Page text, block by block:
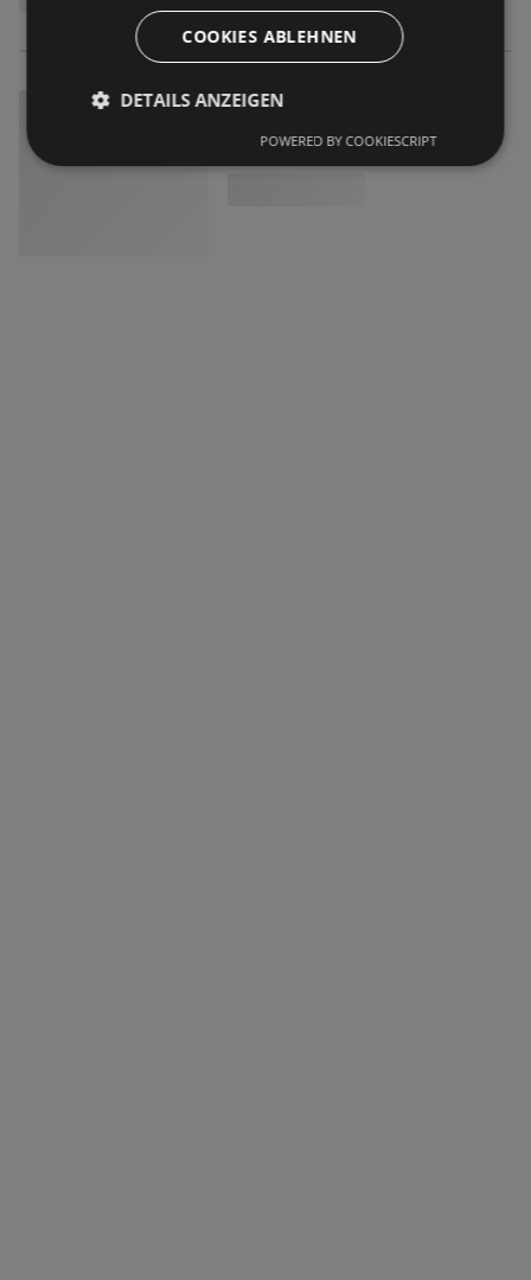
COOKIES ABLEHNEN
DETAILS ANZEIGEN
POWERED BY COOKIESCRIPT